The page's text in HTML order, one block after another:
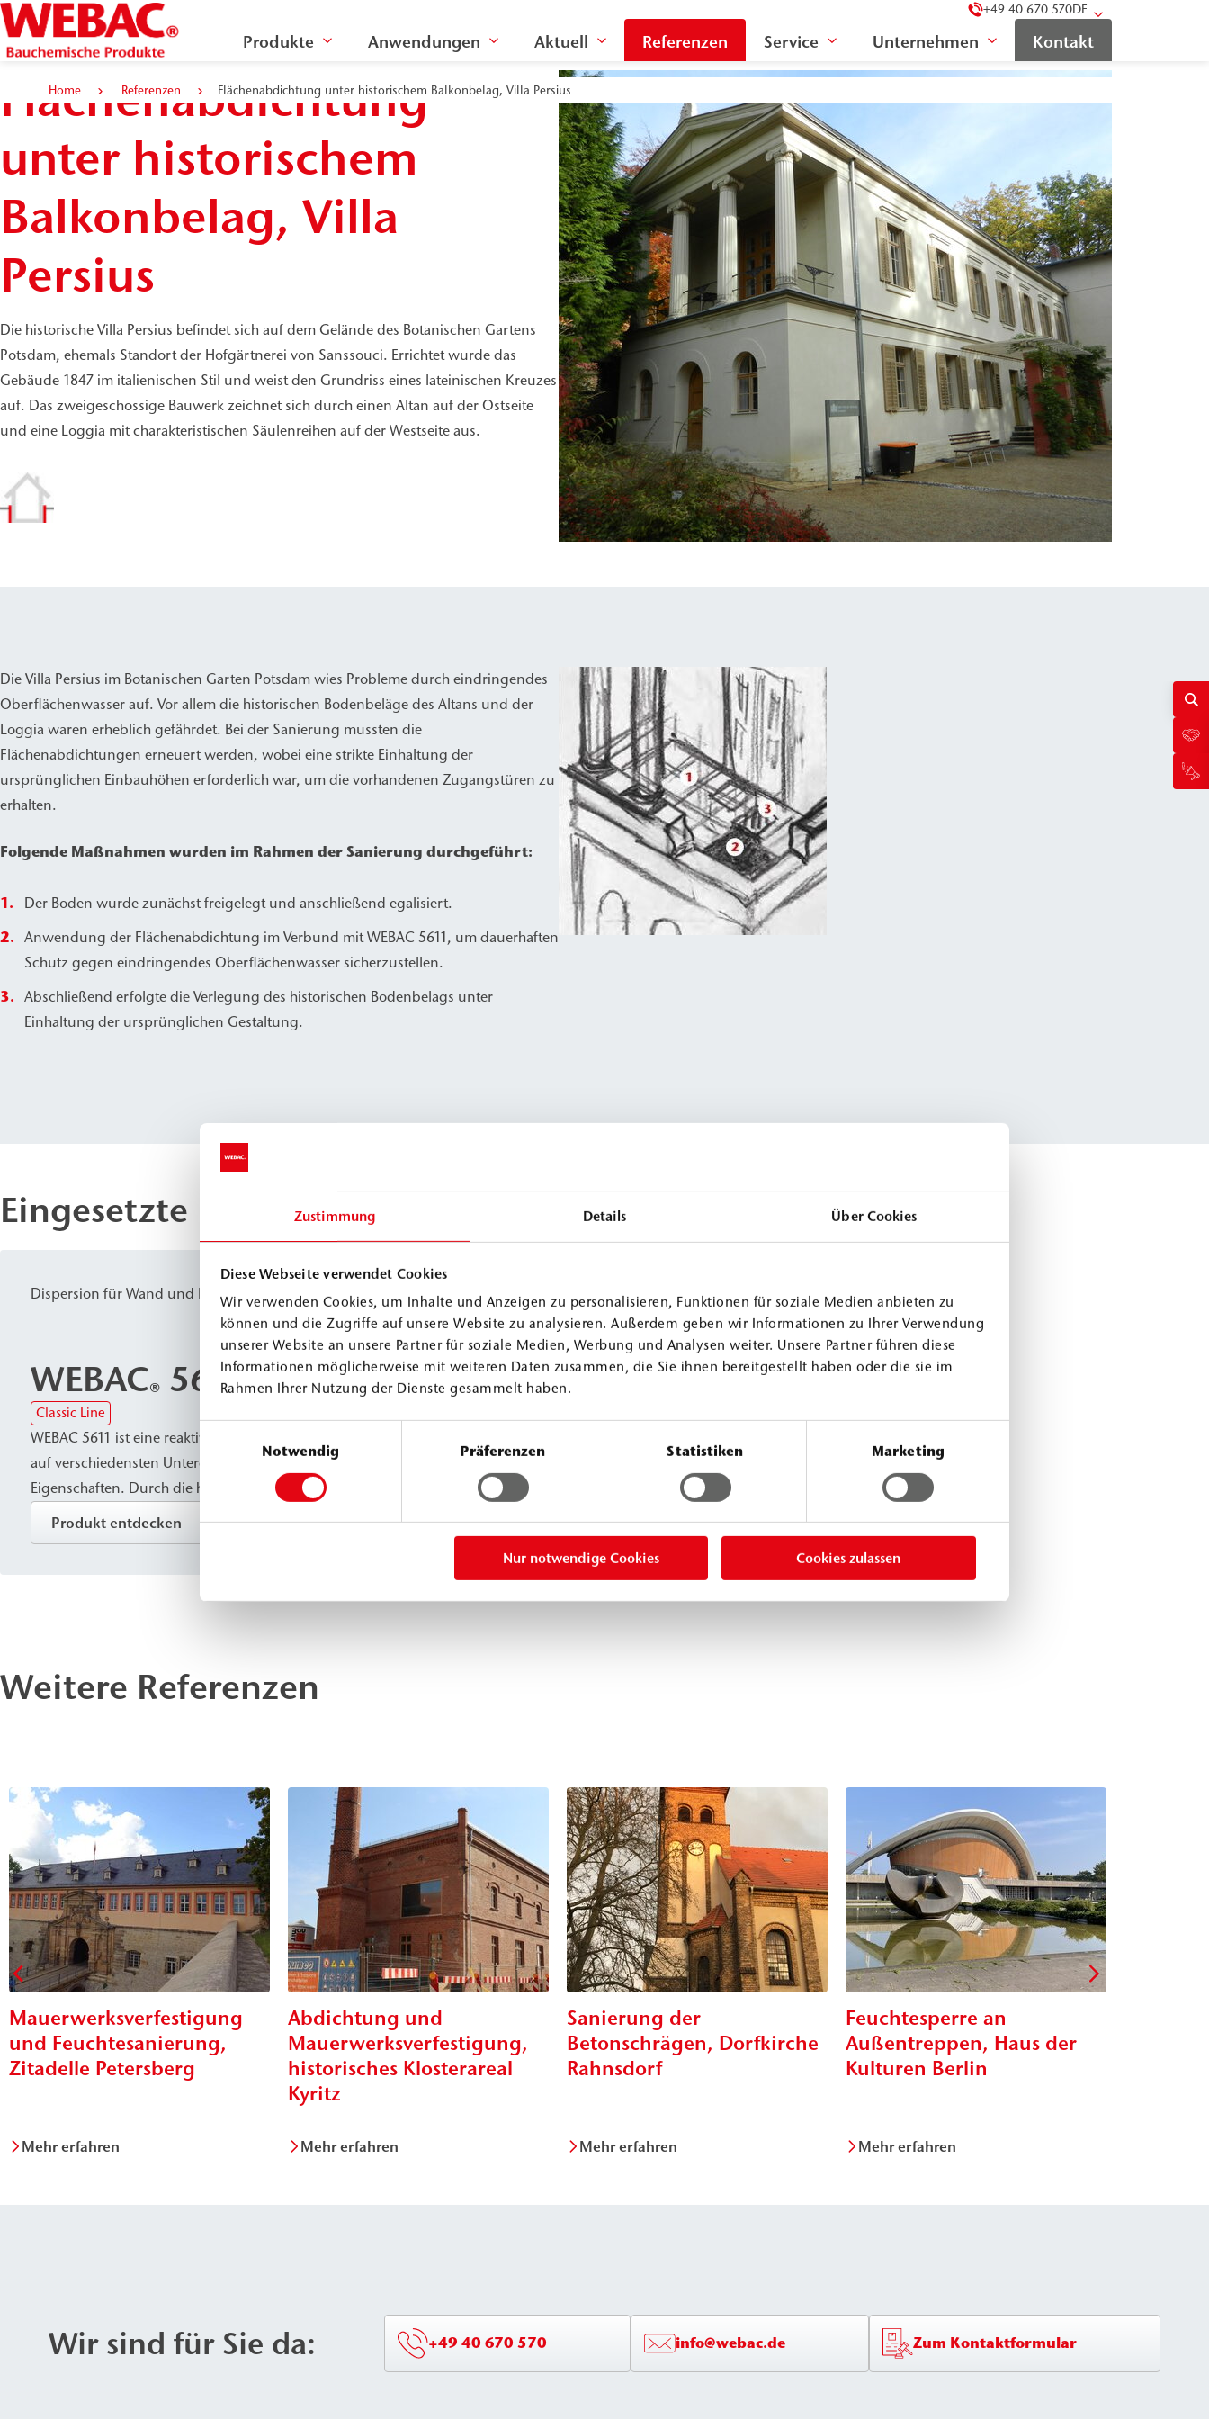
Zustimmung Details Über Cookies
Diese Webseite verwendet Cookies
Wir verwenden Cookies, um Inhalte und Anzeigen zu personalisieren, Funktionen für soziale Medien anbieten zu
können und die Zugriffe auf unsere Website zu analysieren. Außerdem geben wir Informationen zu Ihrer Verwendung
unserer Website an unsere Partner für soziale Medien, Werbung und Analysen weiter. Unsere Partner führen diese
Informationen möglicherweise mit weiteren Daten zusammen, die Sie ihnen bereitgestellt haben oder die sie im
Rahmen Ihrer Nutzung der Dienste gesammelt haben.
Notwendig Präferenzen Statistiken Marketing
Nur notwendige Cookies Cookies zulassen
+49 40 670 570DE
Produkte Anwendungen Aktuell Referenzen Service Unternehmen Kontakt
Home Referenzen Flächenabdichtung unter historischem Balkonbelag, Villa Persius
Flächenabdichtung
unter historischem
Balkonbelag, Villa
Persius
Die historische Villa Persius befindet sich auf dem Gelände des Botanischen Gartens
Potsdam, ehemals Standort der Hofgärtnerei von Sanssouci. Errichtet wurde das
Gebäude 1847 im italienischen Stil und weist den Grundriss eines lateinischen Kreuzes
auf. Das zweigeschossige Bauwerk zeichnet sich durch einen Altan auf der Ostseite
und eine Loggia mit charakteristischen Säulenreihen auf der Westseite aus.
Die Villa Persius im Botanischen Garten Potsdam wies Probleme durch eindringendes
Oberflächenwasser auf. Vor allem die historischen Bodenbeläge des Altans und der
Loggia waren erheblich gefährdet. Bei der Sanierung mussten die
Flächenabdichtungen erneuert werden, wobei eine strikte Einhaltung der
ursprünglichen Einbauhöhen erforderlich war, um die vorhandenen Zugangstüren zu
erhalten.
Folgende Maßnahmen wurden im Rahmen der Sanierung durchgeführt:
Der Boden wurde zunächst freigelegt und anschließend egalisiert.
Anwendung der Flächenabdichtung im Verbund mit WEBAC 5611, um dauerhaften
Schutz gegen eindringendes Oberflächenwasser sicherzustellen.
Abschließend erfolgte die Verlegung des historischen Bodenbelags unter
Einhaltung der ursprünglichen Gestaltung.
Eingesetzte Produkte
Dispersion für Wand und Boden
WEBAC® 5611
Classic Line
WEBAC 5611 ist eine reaktive Bitumen-Acrylat-Dispersion mit guter Haftung
auf verschiedensten Untergründen sowie rissüberbrückenden
Eigenschaften. Durch die hydrophobierende Wirkung des Bitumenanteils
entsteht eine wasserundurchlässige Abdichtung mit zuverlässigem Schutz
gegen das Auslaugen durch bauschädliche Salze. Dadurch eignet sich
WEBAC 5611 für Flächenabdichtungen gegen drückendes Wasser im Hoch-
Produkt entdecken
Weitere Referenzen
Mauerwerksverfestigung
und Feuchtesanierung,
Zitadelle Petersberg
Mehr erfahren
Abdichtung und
Mauerwerksverfestigung,
historisches Klosterareal
Kyritz
Mehr erfahren
Sanierung der
Betonschrägen, Dorfkirche
Rahnsdorf
Mehr erfahren
Feuchtesperre an
Außentreppen, Haus der
Kulturen Berlin
Mehr erfahren
Wir sind für Sie da: +49 40 670 570 info@webac.de Zum Kontaktformular